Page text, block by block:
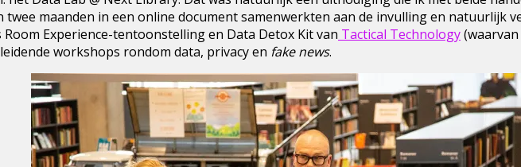
twee maanden in een online document samenwerkten aan de invulling en natuurlijk
Experience-tentoonstelling en Data Detox Kit van Tactical Technology
workshops rondom data, privacy en fake news.